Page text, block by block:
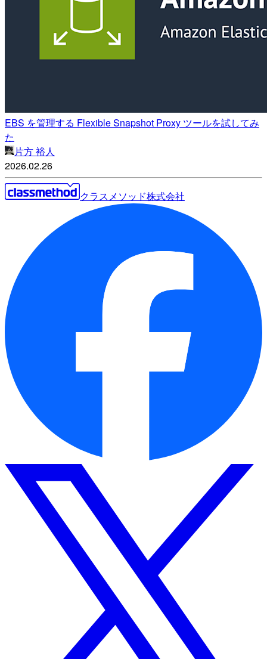
EBS を管理する Flexible Snapshot Proxy ツールを試してみ
た
片方 裕人
2026.02.26
クラスメソッド株式会社